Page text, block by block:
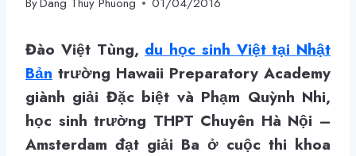
Đào Việt Tùng, du học sinh Việt tại Nhật
Bản trường Hawaii Preparatory Academy
giành giải Đặc biệt và Phạm Quỳnh Nhi,
học sinh trường THPT Chuyên Hà Nội –
Amsterdam đạt giải Ba ở cuộc thi khoa